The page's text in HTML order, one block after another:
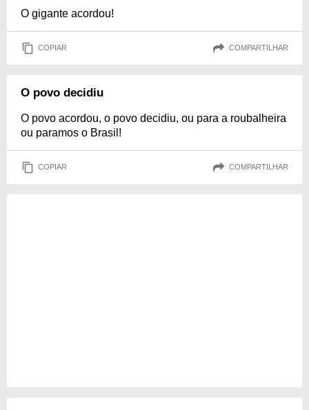
O gigante acordou!
COPIAR COMPARTILHAR
O povo decidiu
O povo acordou, o povo decidiu, ou para a roubalheira
ou paramos o Brasil!
COPIAR COMPARTILHAR